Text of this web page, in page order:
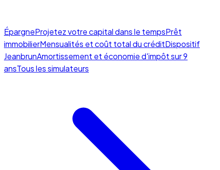
ÉpargneProjetez votre capital dans le tempsPrêt
immobilierMensualités et coût total du créditDispositif
JeanbrunAmortissement et économie d'impôt sur 9
ansTous les simulateurs